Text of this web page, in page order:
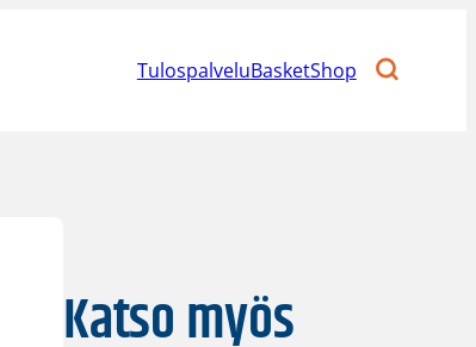
TulospalveluBasketShop
Katso myös